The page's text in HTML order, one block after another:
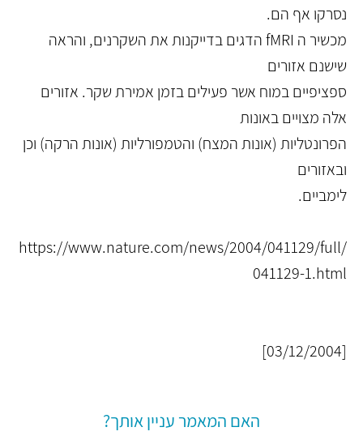
נסרקו אף הם.
מכשיר ה fMRI הדגים בדייקנות את השקרנים, והראה
שישנם אזורים
ספציפיים במוח אשר פעילים בזמן אמירת שקר. אזורים
אלה מצויים באונות
הפרונטליות (אונות המצח) והטמפורליות (אונות הרקה) וכן
ובאזורים
לימביים.
https://www.nature.com/news/2004/041129/full/
041129-1.html
[03/12/2004]
האם המאמר עניין אותך?